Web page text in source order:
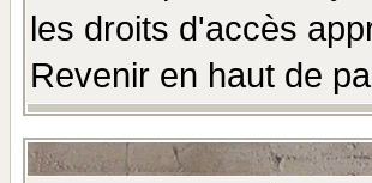
les droits d'accès
Revenir en haut de